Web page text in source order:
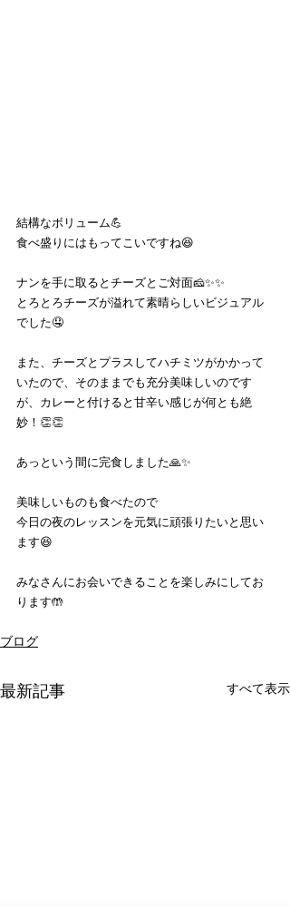
結構なボリューム💪
食べ盛りにはもってこいですね😆
ナンを手に取るとチーズとご対面🧀✨✨
とろとろチーズが溢れて素晴らしいビジュアル
でした🤤
また、チーズとプラスしてハチミツがかかって
いたので、そのままでも充分美味しいのです
が、カレーと付けると甘辛い感じが何とも絶
妙！👏👏
あっという間に完食しました🙏✨
美味しいものも食べたので
今日の夜のレッスンを元気に頑張りたいと思い
ます😆
みなさんにお会いできることを楽しみにしてお
ります🤲
ブログ
最新記事 すべて表示